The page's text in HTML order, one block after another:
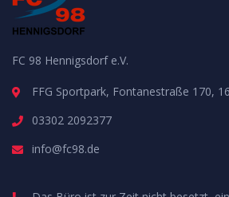
FC 98 Hennigsdorf e.V.
FFG Sportpark, Fontanestraße 170,
03302 2092377
info@fc98.de